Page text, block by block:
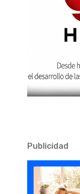
Publicidad